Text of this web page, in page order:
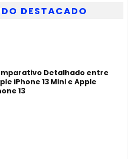
DESTACADO
Detalhado entre
iPhone 13 Mini e Apple
13